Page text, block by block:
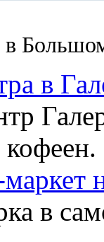
в
в
кофеен.
в